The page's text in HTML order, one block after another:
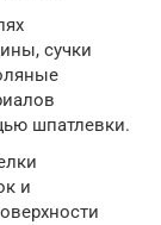
сучки
шпатлевки.
и